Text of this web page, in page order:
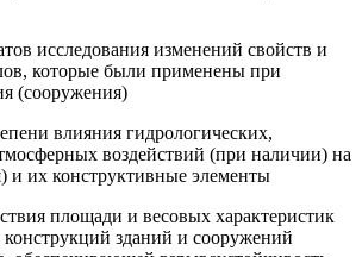
исследования изменений свойств и
которые были применены при
(сооружения)
влияния гидрологических,
воздействий (при наличии) на
и их конструктивные элементы
площади и весовых характеристик
зданий и сооружений